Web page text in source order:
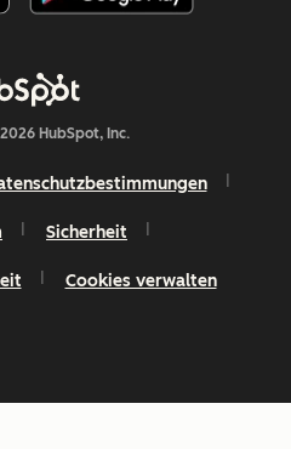
HubSpot, Inc.
Sicherheit
Cookies verwalten